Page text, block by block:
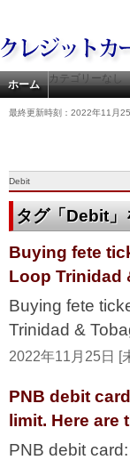
ホーム カテゴリーなし
最終更新時刻：2022年11月
Debit
タグ「Debit」
Buying fete
Loop Trinidad
Buying fete
Trinidad &
2022年11月25日 [
PNB debit
limit. Here are
PNB debit